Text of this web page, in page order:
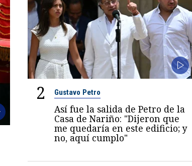
2 Gustavo Petro
Así fue la salida de Petro de la
Casa de Nariño: "Dijeron que
me quedaría en este edificio; y
no, aquí cumplo"